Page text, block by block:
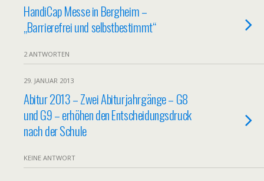
HandiCap Messe in Bergheim –
„Barrierefrei und selbstbestimmt“
2 ANTWORTEN
29. JANUAR 2013
Abitur 2013 – Zwei Abiturjahrgänge – G8
und G9 – erhöhen den Entscheidungsdruck
nach der Schule
KEINE ANTWORT